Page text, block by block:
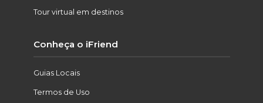
Tour virtual em destinos
Conheça o iFriend
Guias Locais
Termos de Uso